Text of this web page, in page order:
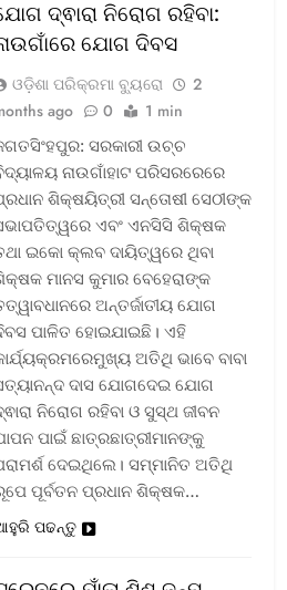
ଦ୍ଵାରା ନିରୋଗ ରହିବା:
ଯୋଗ ଦିବସ
ଓଡ଼ିଶା ପରିକ୍ରମା ବ୍ୟୁରୋ
2
ago
0 1 min
ସରକାରୀ ଉଚ୍ଚ
ନାଉଗାଁହାଟ ପରିସରରେରେ
ଶିକ୍ଷୟିତ୍ରୀ ସନ୍ତୋଷୀ ସେଠୀଙ୍କ
ଏବଂ ଏନସିସି ଶିକ୍ଷକ
ଇକୋ କ୍ଲବ ଦାୟିତ୍ୱରେ ଥିବା
ମାନସ କୁମାର ବେହେରାଙ୍କ
ଅନ୍ତର୍ଜାତୀୟ ଯୋଗ
ପାଳିତ ହୋଇଯାଇଛି। ଏହି
ଅତିଥି ଭାବେ ବାବା
ଦାସ ଯୋଗଦେଇ ଯୋଗ
ନିରୋଗ ରହିବା ଓ ସୁସ୍ଥ ଜୀବନ
ପାଇଁ ଛାତ୍ରଛାତ୍ରୀମାନଙ୍କୁ
ଦେଇଥିଲେ। ସମ୍ମାନିତ ଅତିଥି
ପୂର୍ବତନ ପ୍ରଧାନ ଶିକ୍ଷକ…
ପଢନ୍ତୁ